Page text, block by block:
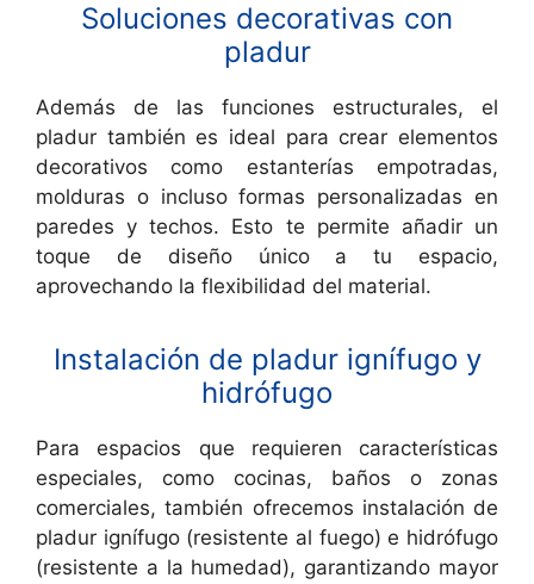
Soluciones decorativas con
pladur
Además de las funciones estructurales, el
pladur también es ideal para crear elementos
decorativos como estanterías empotradas,
molduras o incluso formas personalizadas en
paredes y techos. Esto te permite añadir un
toque de diseño único a tu espacio,
aprovechando la flexibilidad del material.
Instalación de pladur ignífugo y
hidrófugo
Para espacios que requieren características
especiales, como cocinas, baños o zonas
comerciales, también ofrecemos instalación de
pladur ignífugo (resistente al fuego) e hidrófugo
(resistente a la humedad), garantizando mayor